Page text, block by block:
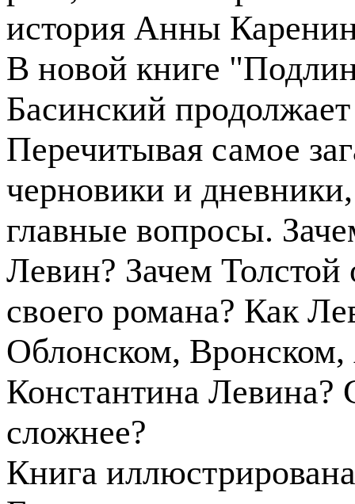
история Анны
В новой книге
Басинский
Перечитывая самое
черновики и
главные вопросы.
Левин? Зачем Толстой
своего романа? Как
Облонском,
Константина Левина?
сложнее?
Книга